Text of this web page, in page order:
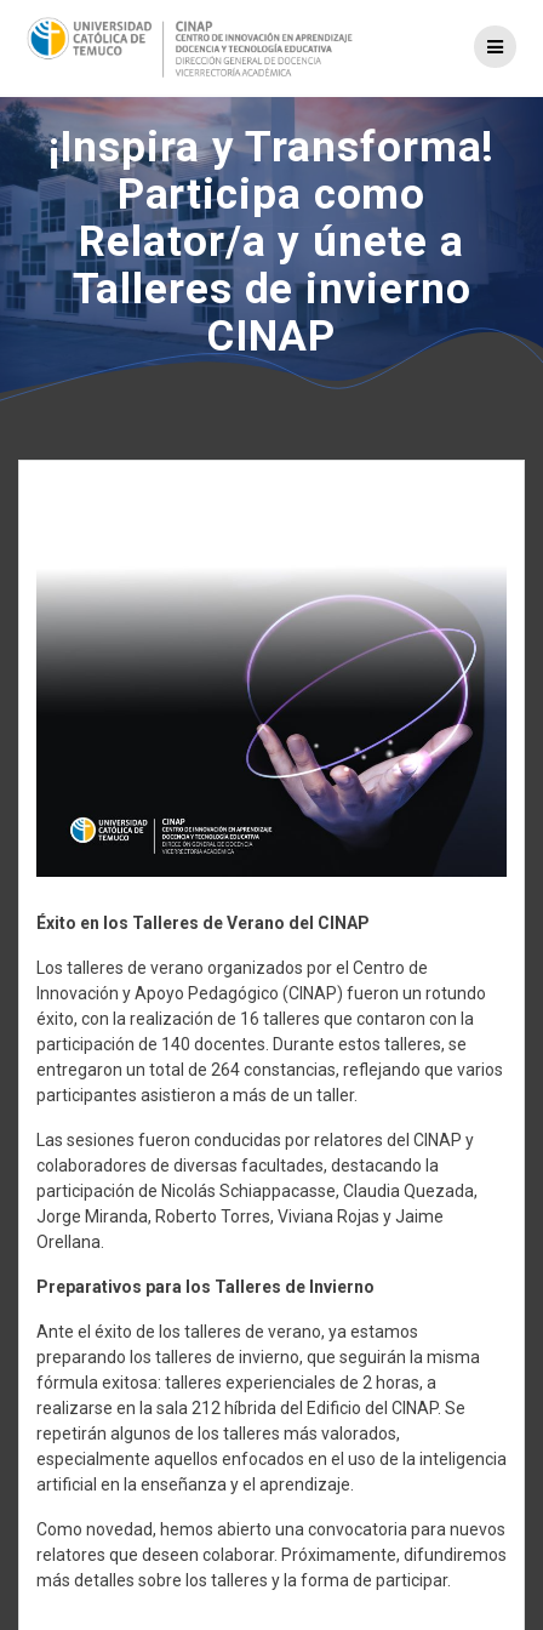
al
contenido
¡Inspira y Transforma!
Participa como
Relator/a y únete a
Talleres de invierno
CINAP
Éxito en los Talleres de Verano del CINAP
Los talleres de verano organizados por el Centro de
Innovación y Apoyo Pedagógico (CINAP) fueron un rotundo
éxito, con la realización de 16 talleres que contaron con la
participación de 140 docentes. Durante estos talleres, se
entregaron un total de 264 constancias, reflejando que varios
participantes asistieron a más de un taller.
Las sesiones fueron conducidas por relatores del CINAP y
colaboradores de diversas facultades, destacando la
participación de Nicolás Schiappacasse, Claudia Quezada,
Jorge Miranda, Roberto Torres, Viviana Rojas y Jaime
Orellana.
Preparativos para los Talleres de Invierno
Ante el éxito de los talleres de verano, ya estamos
preparando los talleres de invierno, que seguirán la misma
fórmula exitosa: talleres experienciales de 2 horas, a
realizarse en la sala 212 híbrida del Edificio del CINAP. Se
repetirán algunos de los talleres más valorados,
especialmente aquellos enfocados en el uso de la inteligencia
artificial en la enseñanza y el aprendizaje.
Como novedad, hemos abierto una convocatoria para nuevos
relatores que deseen colaborar. Próximamente, difundiremos
más detalles sobre los talleres y la forma de participar.